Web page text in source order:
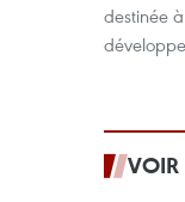
destinée
VOIR